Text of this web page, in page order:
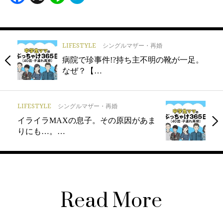
LIFESTYLE シングルマザー・再婚
病院で珍事件!?持ち主不明の靴が一足。
なぜ？【…
LIFESTYLE シングルマザー・再婚
イライラMAXの息子。その原因があま
りにも…。…
Read More